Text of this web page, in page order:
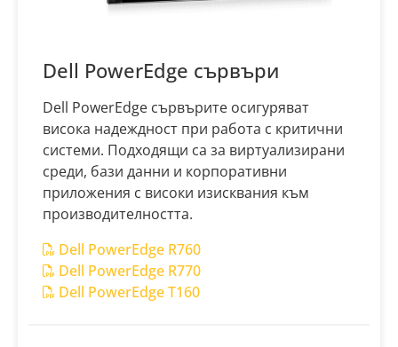
Dell PowerEdge сървъри
Dell PowerEdge сървърите осигуряват
висока надеждност при работа с критични
системи. Подходящи са за виртуализирани
среди, бази данни и корпоративни
приложения с високи изисквания към
производителността.
Dell PowerEdge R760
Dell PowerEdge R770
Dell PowerEdge T160